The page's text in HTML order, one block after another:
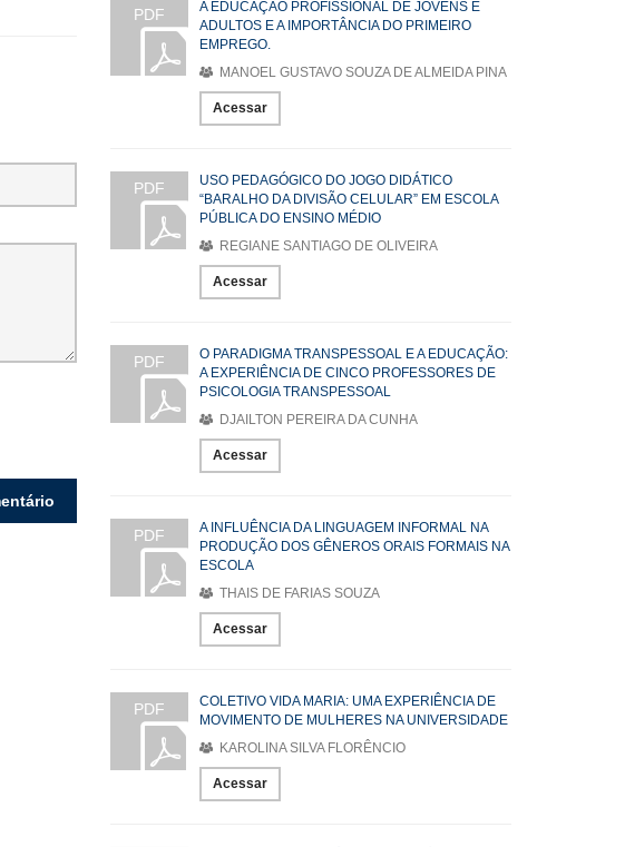
PDF
A EDUCAÇÃO PROFISSIONAL DE JOVENS E
ADULTOS E A IMPORTÂNCIA DO PRIMEIRO
EMPREGO.
MANOEL GUSTAVO SOUZA DE ALMEIDA PINA
Acessar
PDF
USO PEDAGÓGICO DO JOGO DIDÁTICO
“BARALHO DA DIVISÃO CELULAR” EM ESCOLA
PÚBLICA DO ENSINO MÉDIO
REGIANE SANTIAGO DE OLIVEIRA
Acessar
PDF
O PARADIGMA TRANSPESSOAL E A EDUCAÇÃO:
A EXPERIÊNCIA DE CINCO PROFESSORES DE
PSICOLOGIA TRANSPESSOAL
DJAILTON PEREIRA DA CUNHA
Acessar
PDF
A INFLUÊNCIA DA LINGUAGEM INFORMAL NA
PRODUÇÃO DOS GÊNEROS ORAIS FORMAIS NA
ESCOLA
THAIS DE FARIAS SOUZA
Acessar
PDF
COLETIVO VIDA MARIA: UMA EXPERIÊNCIA DE
MOVIMENTO DE MULHERES NA UNIVERSIDADE
KAROLINA SILVA FLORÊNCIO
Acessar